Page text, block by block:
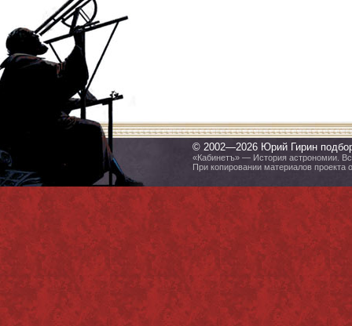
© 2002—2026 Юрий Гирин
«Кабинетъ» — История астрономии.
При копировании материалов проекта